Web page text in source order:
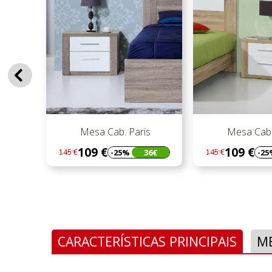
Mesa Cab. Paris
Regular
preço
145 €109 €
Preço -25%
preço
134 €
Preço
CARACTERÍSTICAS PRINCIPAIS